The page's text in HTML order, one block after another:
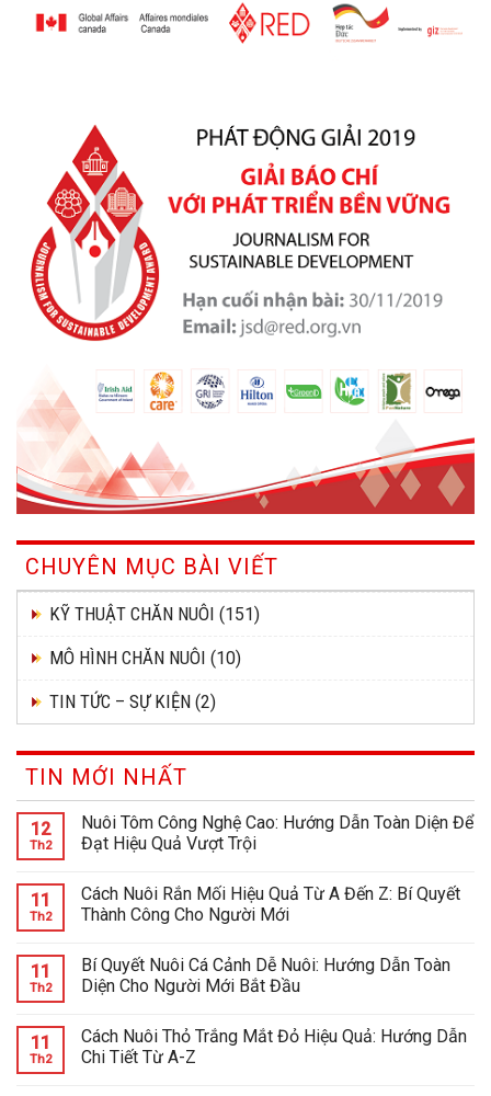
CHUYÊN MỤC BÀI VIẾT
KỸ THUẬT CHĂN NUÔI (151)
MÔ HÌNH CHĂN NUÔI (10)
TIN TỨC – SỰ KIỆN (2)
TIN MỚI NHẤT
12
Th2
Nuôi Tôm Công Nghệ Cao: Hướng Dẫn Toàn Diện Để
Đạt Hiệu Quả Vượt Trội
11
Th2
Cách Nuôi Rắn Mối Hiệu Quả Từ A Đến Z: Bí Quyết
Thành Công Cho Người Mới
11
Th2
Bí Quyết Nuôi Cá Cảnh Dễ Nuôi: Hướng Dẫn Toàn
Diện Cho Người Mới Bắt Đầu
11
Th2
Cách Nuôi Thỏ Trắng Mắt Đỏ Hiệu Quả: Hướng Dẫn
Chi Tiết Từ A-Z